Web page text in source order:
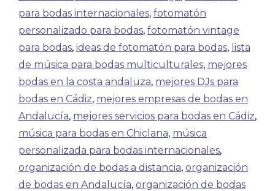
para bodas internacionales, fotomatón
personalizado para bodas, fotomatón vintage
para bodas, ideas de fotomatón para bodas, lista
de música para bodas multiculturales, mejores
bodas en la costa andaluza, mejores DJs para
bodas en Cádiz, mejores empresas de bodas en
Andalucía, mejores servicios para bodas en Cádiz,
música para bodas en Chiclana, música
personalizada para bodas internacionales,
organización de bodas a distancia, organización
de bodas en Andalucía, organización de bodas